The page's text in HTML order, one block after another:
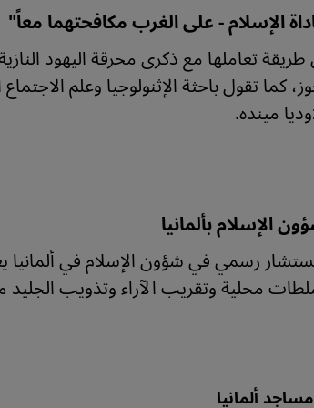
الإسلام - على الغرب مكافحتهما معاً"
طريقة تعاملها مع ذكرى محرقة اليهود
كما تقول باحثة الإثنولوجيا وعلم
مينده.
الإسلام بألمانيا
رسمي في شؤون الإسلام في ألمانيا
محلية وتقريب الآراء وتذويب
ألمانيا